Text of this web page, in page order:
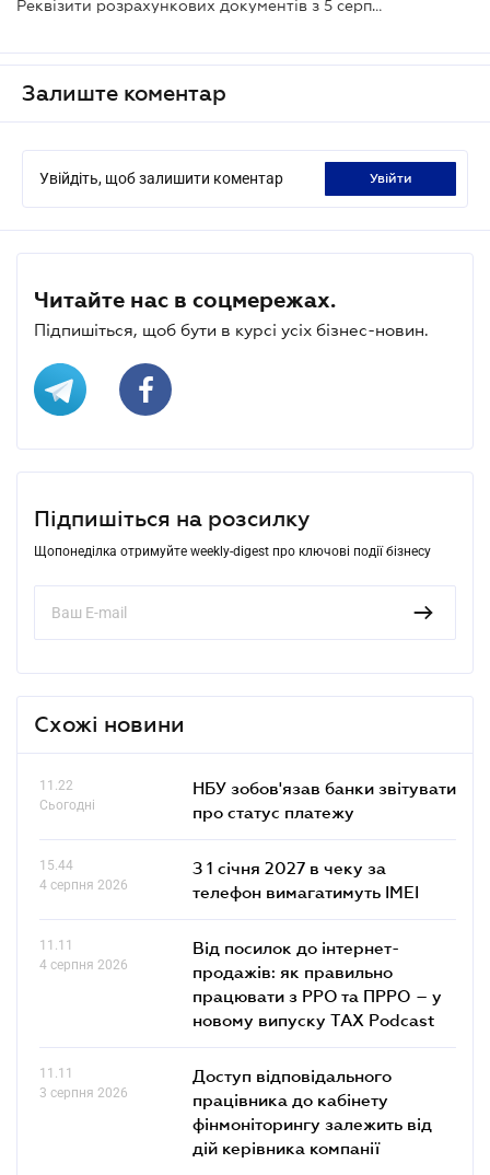
Реквізити розрахункових документів з 5 серпня можна заповнювати за новим стандартом
Залиште коментар
Увійдіть, щоб залишити коментар увійти
Читайте нас в соцмережах.
Підпишіться, щоб бути в курсі усіх бізнес-новин.
Підпишіться на розсилку
Щопонеділка отримуйте weekly-digest про ключові події бізнесу
Схожі новини
11.22
Сьогодні
НБУ зобов'язав банки звітувати
про статус платежу
15.44
4 серпня 2026
З 1 січня 2027 в чеку за
телефон вимагатимуть IMEI
11.11
4 серпня 2026
Від посилок до інтернет-
продажів: як правильно
працювати з РРО та ПРРО – у
новому випуску TAX Podcast
11.11
3 серпня 2026
Доступ відповідального
працівника до кабінету
фінмоніторингу залежить від
дій керівника компанії